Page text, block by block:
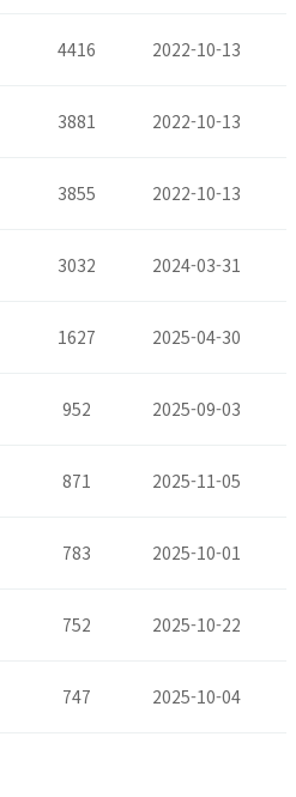
4416 2022-10-13
3881 2022-10-13
3855 2022-10-13
3032 2024-03-31
1627 2025-04-30
952 2025-09-03
871 2025-11-05
783 2025-10-01
752 2025-10-22
747 2025-10-04